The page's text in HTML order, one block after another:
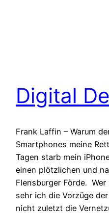
Digital
Frank Laffin – Warum
Smartphones meine
Tagen starb mein
einen plötzlichen und
Flensburger Förde.
sehr ich die Vorzüge
nicht zuletzt die